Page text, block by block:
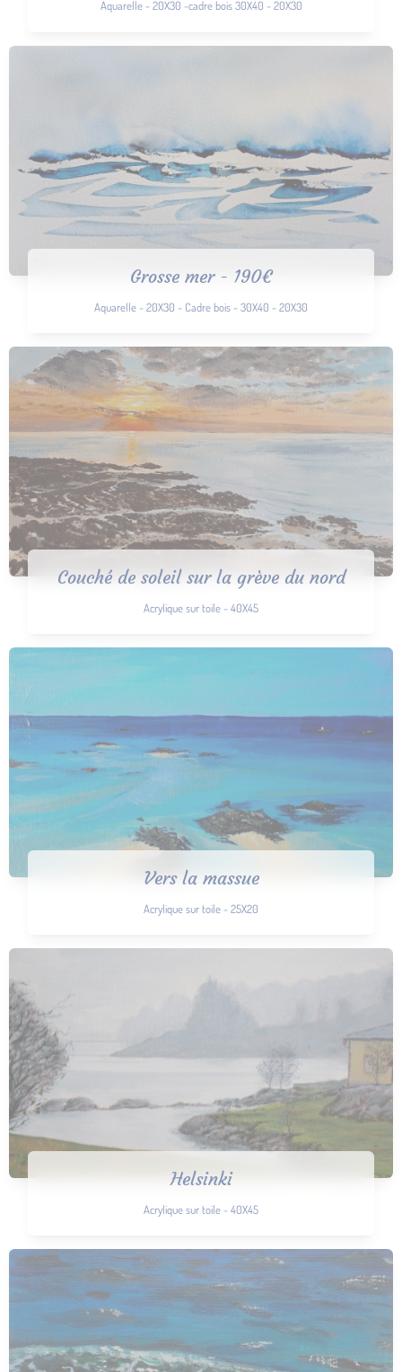
Aquarelle - 20X30 -cadre bois 30X40 - 20X30
Grosse mer - 190€
Aquarelle - 20X30 - Cadre bois - 30X40 - 20X30
Couché de soleil sur la grève du nord
Acrylique sur toile - 40X45
Vers la massue
Acrylique sur toile - 25X20
Helsinki
Acrylique sur toile - 40X45